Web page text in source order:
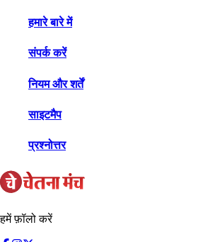
हमारे बारे में
संपर्क करें
नियम और शर्तें
साइटमैप
प्रश्नोत्तर
हमें फ़ॉलो करें